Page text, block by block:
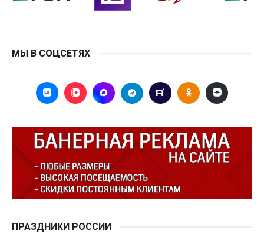
МЫ В СОЦСЕТЯХ
ПРАЗДНИКИ РОССИИ